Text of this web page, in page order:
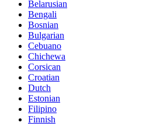
Belarusian
Bengali
Bosnian
Bulgarian
Cebuano
Chichewa
Corsican
Croatian
Dutch
Estonian
Filipino
Finnish